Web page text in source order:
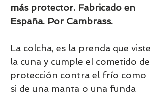
más protector. Fabricado en
España. Por Cambrass.
La colcha, es la prenda que viste
la cuna y cumple el cometido de
protección contra el frío como
si de una manta o una funda